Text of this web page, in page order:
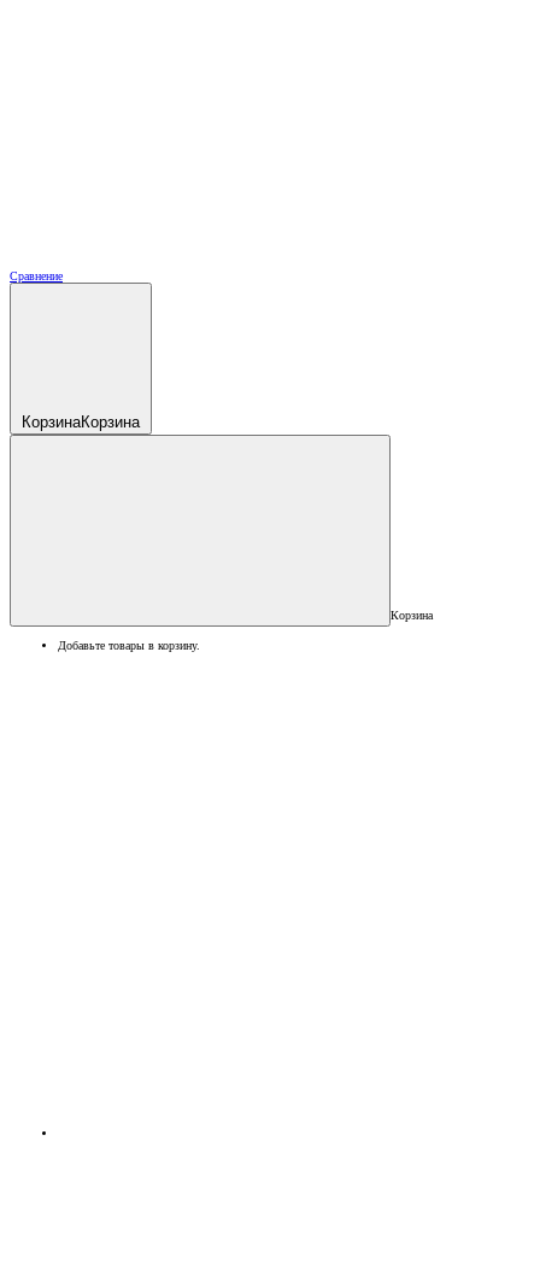
Сравнение
КорзинаКорзина
Корзина
Добавьте товары в корзину.